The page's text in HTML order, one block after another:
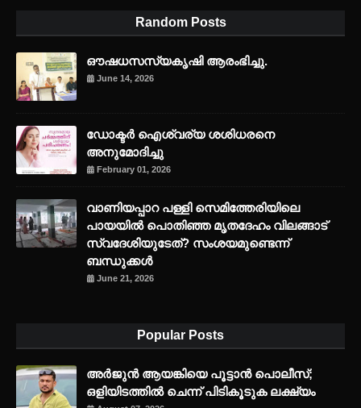
Random Posts
ഔഷധസസ്യകൃഷി ആരംഭിച്ചു.
June 14, 2026
ഡോക്ടർ ഐശ്വര്യ ശശിധരനെ
അനുമോദിച്ചു
February 01, 2026
വാണിയപ്പാറ പള്ളി സെമിത്തേരിയിലെ
പായയിൽ പൊതിഞ്ഞ മൃതദേഹം വിലങ്ങാട്
സ്വദേശിയുടേത്? സംശയമുണ്ടെന്ന്
ബന്ധുക്കൾ
June 21, 2026
Popular Posts
അര്‍ജുന്‍ ആയങ്കിയെ പൂട്ടാന്‍ പൊലീസ്;
ഒളിയിടത്തില്‍ ചെന്ന് പിടികൂടുക ലക്ഷ്യം